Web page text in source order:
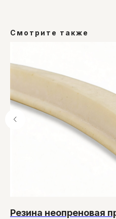
Смотрите также
Резина неопреновая